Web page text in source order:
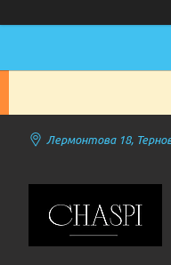
Лермонтова 18,